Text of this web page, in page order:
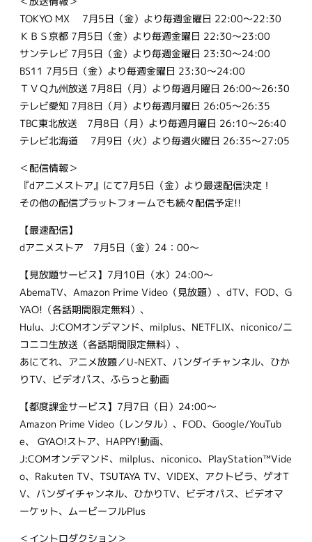
TOKYO MX 7月5日（金）より毎週金曜日 22:00～22:30
ＫＢＳ京都 7月5日（金）より毎週金曜日 22:30～23:00
サンテレビ 7月5日（金）より毎週金曜日 23:30～24:00
BS11 7月5日（金）より毎週金曜日 23:30～24:00
ＴＶＱ九州放送 7月8日（月）より毎週月曜日 26:00～26:30
テレビ愛知 7月8日（月）より毎週月曜日 26:05～26:35
TBC東北放送 7月8日（月）より毎週月曜日 26:10～26:40
テレビ北海道 7月9日（火）より毎週火曜日 26:35～27:05
＜配信情報＞
『dアニメストア』にて7月5日（金）より最速配信決定！
その他の配信プラットフォームでも続々配信予定!!
【最速配信】
dアニメストア 7月5日（金）24：00～
【見放題サービス】7月10日（水）24:00～
AbemaTV、Amazon Prime Video（見放題）、dTV、FOD、G
YAO!（各話期間限定無料）、
Hulu、J:COMオンデマンド、milplus、NETFLIX、niconico/ニ
コニコ生放送（各話期間限定無料）、
あにてれ、アニメ放題／U-NEXT、バンダイチャンネル、ひか
りTV、ビデオパス、ふらっと動画
【都度課金サービス】7月7日（日）24:00～
Amazon Prime Video（レンタル）、FOD、Google/YouTub
e、 GYAO!ストア、HAPPY!動画、
J:COMオンデマンド、milplus、niconico、PlayStation™Vide
o、Rakuten TV、TSUTAYA TV、VIDEX、アクトビラ、ゲオT
V、バンダイチャンネル、ひかりTV、ビデオパス、ビデオマ
ーケット、ムービーフルPlus
＜イントロダクション＞